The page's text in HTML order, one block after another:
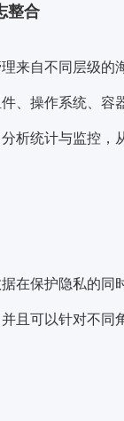
整合
来自不同层级的
、操作系统、容
析统计与监控
在保护隐私的同
且可以针对不同